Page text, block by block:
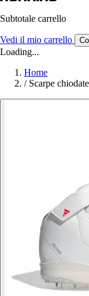
Subtotale carrello
Vedi il mio carrello
Loading...
Home
/ Scarpe